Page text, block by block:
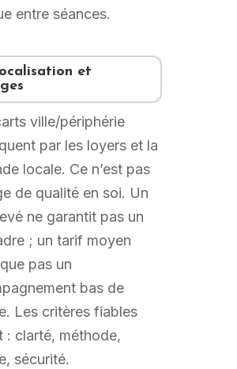
entre séances.
et
ville/périphérie
par les loyers et la
locale. Ce n’est pas
de qualité en soi. Un
ne garantit pas un
; un tarif moyen
pas un
bas de
Les critères fiables
: clarté, méthode,
sécurité.